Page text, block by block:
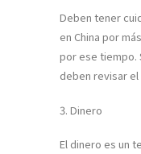
Deben tener
en China por
por ese tiempo.
deben revisar
3. Dinero
El dinero es un